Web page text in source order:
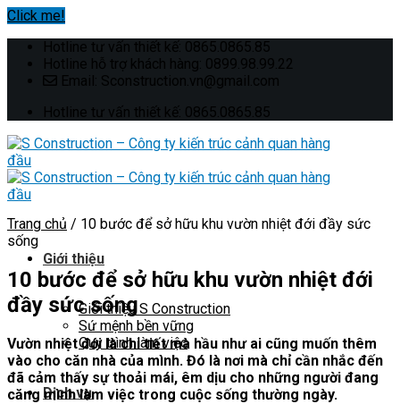
Click me!
content
Hotline tư vấn thiết kế: 0865.0865.85
Hotline hỗ trợ khách hàng: 0899.98.99.22
Email: Sconstruction.vn@gmail.com
Hotline tư vấn thiết kế: 0865.0865.85
Giới thiệu
Giới thiệu S Construction
Sứ mệnh bền vững
Quy trình làm việc
Dịch vụ
Trang chủ / 10 bước để sở hữu khu vườn nhiệt đới đầy sức
sống
10 bước để sở hữu khu vườn nhiệt đới
đầy sức sống
Vườn nhiệt đới là chi tiết mà hầu như ai cũng muốn thêm
vào cho căn nhà của mình. Đó là nơi mà chỉ cần nhắc đến
đã cảm thấy sự thoải mái, êm dịu cho những người đang
căng mình làm việc trong cuộc sống thường ngày.